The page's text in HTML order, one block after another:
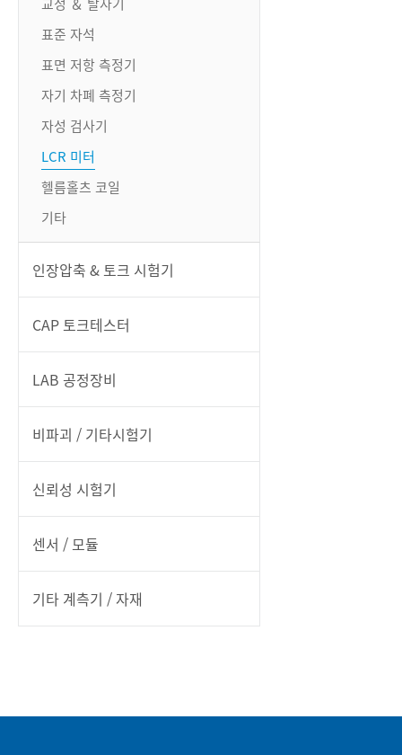
표준 자석
표면 저항 측정기
자기 차폐 측정기
자성 검사기
LCR 미터
헬름홀츠 코일
기타
인장압축 & 토크 시험기
CAP 토크테스터
LAB 공정장비
비파괴 / 기타시험기
신뢰성 시험기
센서 / 모듈
기타 계측기 / 자재